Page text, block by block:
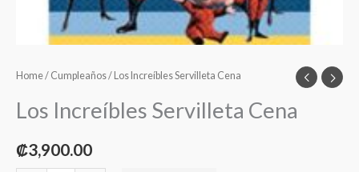
Home/ Cumpleaños/ Los Increíbles Servilleta Cena
Los Increíbles Servilleta Cena
₡3,900.00